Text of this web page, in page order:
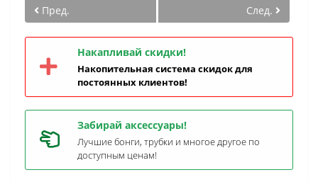
Пред. След.
Накапливай скидки!
Накопительная система скидок для
постоянных клиентов!
Забирай аксессуары!
Лучшие бонги, трубки и многое другое по
доступным ценам!